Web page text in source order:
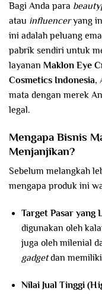
Bagi Anda para
atau influenceryang
ini adalah peluang
pabrik sendiri untuk
layanan Maklon Eye
Cosmetics Indonesia,
mata dengan merek
legal.
Mengapa Bisnis
Menjanjikan?
Sebelum melangkah
mengapa produk ini
Target Pasar yang
digunakan oleh
juga oleh milenial
gadgetdan memiliki
Nilai Jual Tinggi